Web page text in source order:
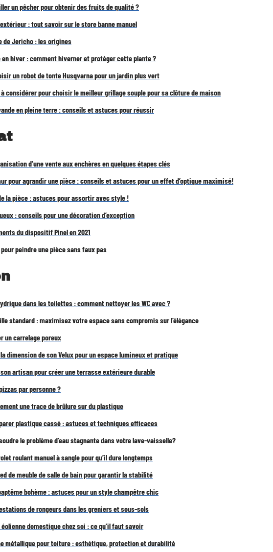
un pêcher pour obtenir des fruits de qualité ?
: tout savoir sur le store banne manuel
de Jericho : les origines
hiver : comment hiverner et protéger cette plante ?
un robot de tonte Husqvarna pour un jardin plus vert
considérer pour choisir le meilleur grillage souple pour sa clôture de maison
en pleine terre : conseils et astuces pour réussir
d’une vente aux enchères en quelques étapes clés
pour agrandir une pièce : conseils et astuces pour un effet d’optique maximisé!
la pièce : astuces pour assortir avec style !
: conseils pour une décoration d’exception
du dispositif Pinel en 2021
pour peindre une pièce sans faux pas
dans les toilettes : comment nettoyer les WC avec ?
standard : maximisez votre espace sans compromis sur l’élégance
un carrelage poreux
dimension de son Velux pour un espace lumineux et pratique
artisan pour créer une terrasse extérieure durable
par personne ?
une trace de brûlure sur du plastique
plastique cassé : astuces et techniques efficaces
le problème d’eau stagnante dans votre lave-vaisselle?
roulant manuel à sangle pour qu’il dure longtemps
de meuble de salle de bain pour garantir la stabilité
bohème : astuces pour un style champêtre chic
de rongeurs dans les greniers et sous-sols
domestique chez soi : ce qu’il faut savoir
métallique pour toiture : esthétique, protection et durabilité